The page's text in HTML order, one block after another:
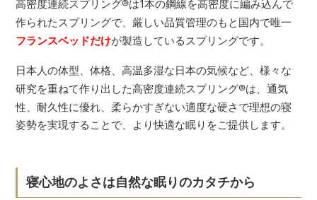
高密度連続スプリング®は1本の鋼線を高密度に編み込んで
作られたスプリングで、厳しい品質管理のもと国内で唯一
フランスベッドだけが製造しているスプリングです。
日本人の体型、体格、高温多湿な日本の気候など、様々な
研究を重ねて作り出した高密度連続スプリング®は、通気
性、耐久性に優れ、柔らかすぎない適度な硬さで理想の寝
姿勢を実現することで、より快適な眠りをご提供します。
寝心地のよさは自然な眠りのカタチから